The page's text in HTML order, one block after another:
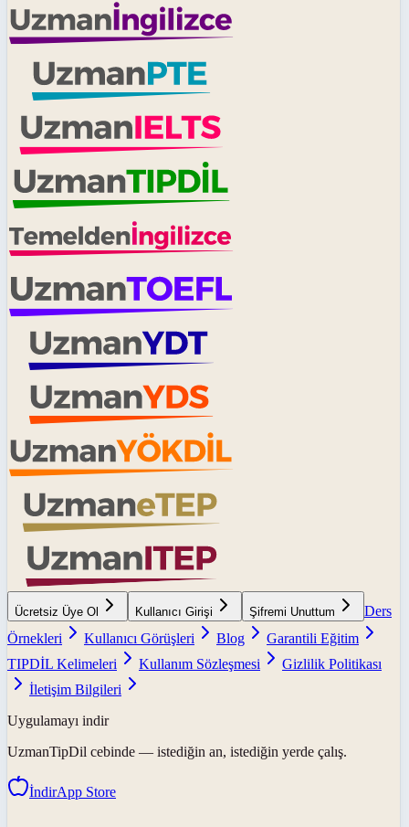
Ücretsiz Üye Ol Kullanıcı Girişi Şifremi Unuttum
Ders
Örnekleri
Kullanıcı Görüşleri Blog
Garantili Eğitim
TIPDİL Kelimeleri
Kullanım Sözleşmesi
Gizlilik Politikası
İletişim Bilgileri
Uygulamayı indir
UzmanTipDil cebinde — istediğin an, istediğin yerde çalış.
İndirApp Store